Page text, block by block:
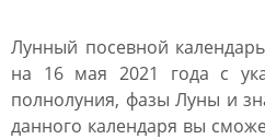
Лунный посевной
на 16 мая 2021 года с
полнолуния, фазы Луны и
данного календаря вы